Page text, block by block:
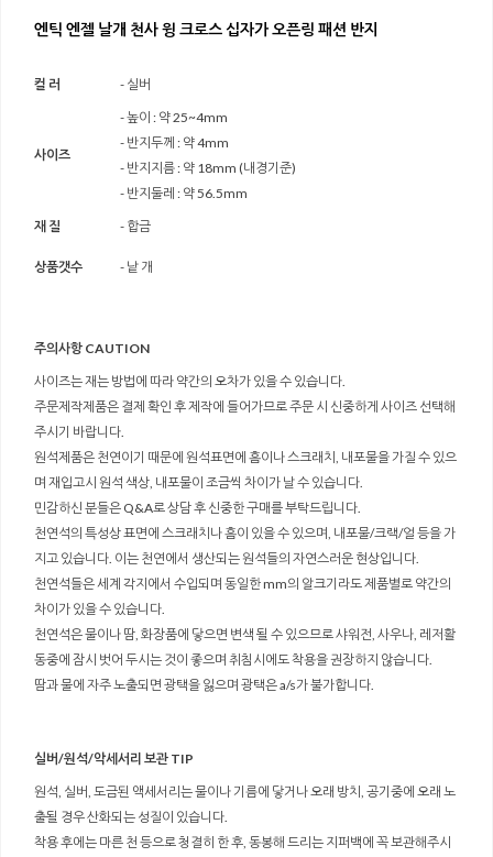
엔틱 엔젤 날개 천사 윙 크로스 십자가 오픈링 패션 반지
컬 러 - 실버
사이즈
- 높이 : 약 25~4mm
- 반지두께 : 약 4mm
- 반지지름 : 약 18mm (내경기준)
- 반지둘레 : 약 56.5mm
재 질
- 합금
상품갯수 - 낱 개
주의사항 CAUTION
사이즈는 재는 방법에 따라 약간의 오차가 있을 수 있습니다.
주문제작제품은 결제 확인 후 제작에 들어가므로 주문 시 신중하게 사이즈 선택해
주시기 바랍니다.
원석제품은 천연이기 때문에 원석표면에 흠이나 스크래치, 내포물을 가질 수 있으
며 재입고시 원석 색상, 내포물이 조금씩 차이가 날 수 있습니다.
민감하신 분들은 Q&A로 상담 후 신중한 구매를 부탁드립니다.
천연석의 특성상 표면에 스크래치나 흠이 있을 수 있으며, 내포물/크랙/얼 등을 가
지고 있습니다. 이는 천연에서 생산되는 원석들의 자연스러운 현상입니다.
천연석들은 세계 각지에서 수입되며 동일한 mm의 알크기라도 제품별로 약간의
차이가 있을 수 있습니다.
천연석은 물이나 땀, 화장품에 닿으면 변색 될 수 있으므로 샤워전, 사우나, 레저활
동중에 잠시 벗어 두시는 것이 좋으며 취침시에도 착용을 권장하지 않습니다.
땀과 물에 자주 노출되면 광택을 잃으며 광택은 a/s가 불가합니다.
실버/원석/악세서리 보관 TIP
원석, 실버, 도금된 액세서리는 물이나 기름에 닿거나 오래 방치, 공기중에 오래 노
출될 경우 산화되는 성질이 있습니다.
착용 후에는 마른 천 등으로 청결히 한 후, 동봉해 드리는 지퍼백에 꼭 보관해주시